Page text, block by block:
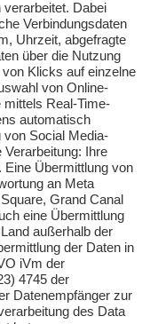
Dabei
Verbindungsdaten
Uhrzeit, abgefragte
über die Nutzung
Klicks auf einzelne
von Online-
mittels Real-Time-
automatisch
von Social Media-
Verarbeitung: Ihre
Eine Übermittlung von
an Meta
Grand Canal
eine Übermittlung
außerhalb der
der Daten in
iVm der
4745 der
Datenempfänger zur
des Data